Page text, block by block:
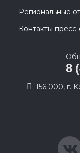
Региональные
Контакты
8
156 000, г.